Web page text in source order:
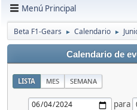
Menú Principal
Beta F1-Gears ► Calendario ►
Calendario de
LISTA MES SEMANA
para